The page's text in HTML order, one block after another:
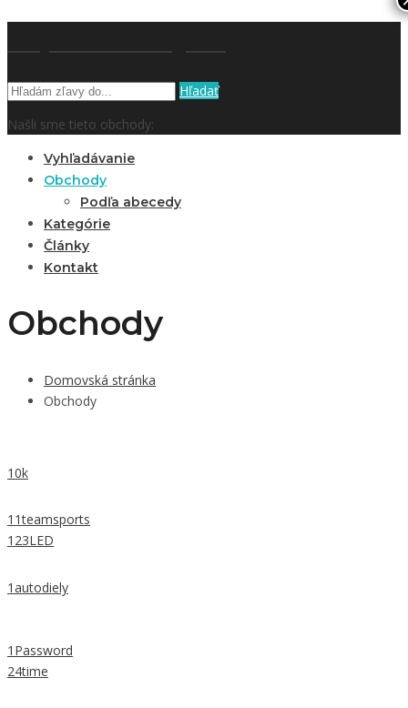
Hľadať
Našli sme tieto obchody:
Vyhľadávanie
Obchody
Podľa abecedy
Kategórie
Články
Kontakt
Obchody
Domovská stránka
Obchody
10k
11teamsports
123LED
1autodiely
1Password
24time